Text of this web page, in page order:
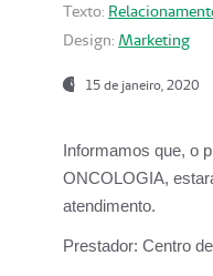
Texto:
Design: Marketing
15 de janeiro, 2020
Informamos que, o
ONCOLOGIA,
atendimento.
Prestador: Centro